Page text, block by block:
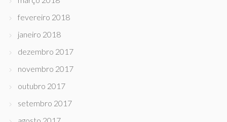
fevereiro 2018
janeiro 2018
dezembro 2017
novembro 2017
outubro 2017
setembro 2017